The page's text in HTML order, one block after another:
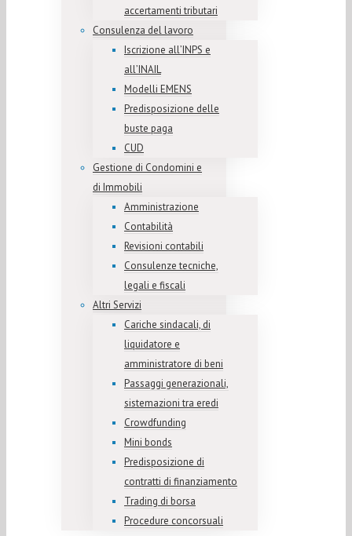
accertamenti tributari
Consulenza del lavoro
Iscrizione all’INPS e
all’INAIL
Modelli EMENS
Predisposizione delle
buste paga
CUD
Gestione di Condomini e
di Immobili
Amministrazione
Contabilità
Revisioni contabili
Consulenze tecniche,
legali e fiscali
Altri Servizi
Cariche sindacali, di
liquidatore e
amministratore di beni
Passaggi generazionali,
sistemazioni tra eredi
Crowdfunding
Mini bonds
Predisposizione di
contratti di finanziamento
Trading di borsa
Procedure concorsuali